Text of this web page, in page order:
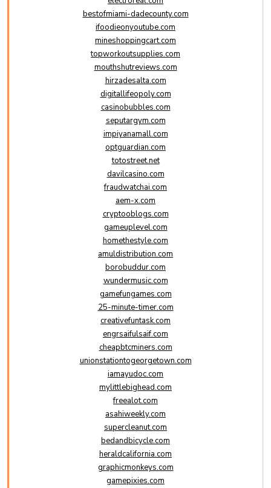
bestofmiami-dadecounty.com
ifoodieonyoutube.com
mineshoppingcart.com
topworkoutsupplies.com
mouthshutreviews.com
hirzadesalta.com
digitallifeopoly.com
casinobubbles.com
seputargym.com
impiyanamall.com
optguardian.com
totostreet.net
davilcasino.com
fraudwatchai.com
aem-x.com
cryptooblogs.com
gameuplevel.com
homethestyle.com
amuldistribution.com
borobuddur.com
wundermusic.com
gamefungames.com
25-minute-timer.com
creativefuntask.com
engrsaifulsaif.com
cheapbtcminers.com
unionstationtogeorgetown.com
iamayudoc.com
mylittlebighead.com
freealot.com
asahiweekly.com
supercleanut.com
bedandbicycle.com
heraldcalifornia.com
graphicmonkeys.com
gamepixies.com